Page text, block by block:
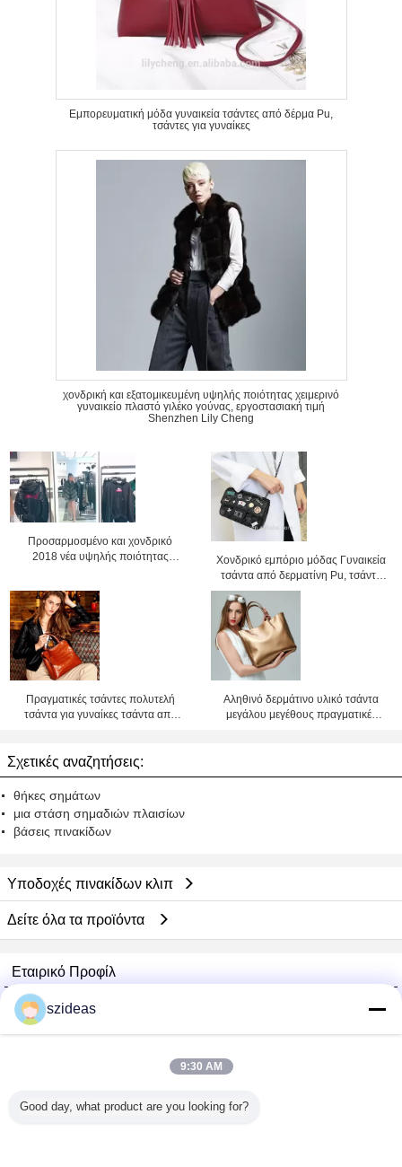
Εμπορευματική μόδα γυναικεία τσάντες από δέρμα Pu,
τσάντες για γυναίκες
χονδρική και εξατομικευμένη υψηλής ποιότητας χειμερινό
γυναικείο πλαστό γιλέκο γούνας, εργοστασιακή τιμή
Shenzhen Lily Cheng
Προσαρμοσμένο και χονδρικό
2018 νέα υψηλής ποιότητας
Χονδρικό εμπόριο μόδας Γυναικεία
τσάντα από δερματίνη Pu, τσάντα
pu, τσάντα με αλυσίδα, τσάντα
χιαστί, Τιμή εργοστασίου Shenzhen
Lily Cheng
Πραγματικές τσάντες πολυτελή
τσάντα για γυναίκες τσάντα από
Αληθινό δερμάτινο υλικό τσάντα
μεγάλου μεγέθους πραγματικές
Σχετικές αναζητήσεις:
θήκες σημάτων
μια στάση σημαδιών πλαισίων
βάσεις πινακίδων
Υποδοχές πινακίδων κλιπ
Δείτε όλα τα προϊόντα
Εταιρικό Προφίλ
China Acrylic Product Online Market
Verified προμηθευτές
Verified Suplier
szideas
9:30 AM
Good day, what product are you looking for?